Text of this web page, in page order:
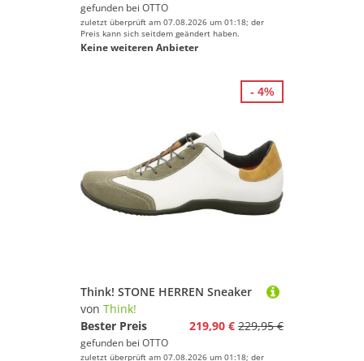
gefunden bei OTTO
zuletzt überprüft am 07.08.2026 um 01:18; der
Preis kann sich seitdem geändert haben.
Keine weiteren Anbieter
Think! STONE HERREN Sneaker
von Think!
Bester Preis
219,90 € 229,95 €
gefunden bei OTTO
zuletzt überprüft am 07.08.2026 um 01:18; der
- 4%